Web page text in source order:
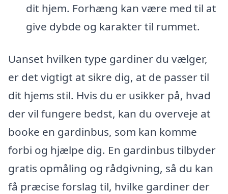
dit hjem. Forhæng kan være med til at
give dybde og karakter til rummet.
Uanset hvilken type gardiner du vælger,
er det vigtigt at sikre dig, at de passer til
dit hjems stil. Hvis du er usikker på, hvad
der vil fungere bedst, kan du overveje at
booke en gardinbus, som kan komme
forbi og hjælpe dig. En gardinbus tilbyder
gratis opmåling og rådgivning, så du kan
få præcise forslag til, hvilke gardiner der